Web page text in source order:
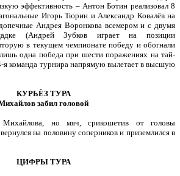
эффективность – Антон Ботин реализовал 8
Игорь Тюрин и Александр Ковалёв на
Андрея Воронкова всемером и с двумя
(Андрей Зубков играет на позиции
в текущем чемпионате победу и обогнали
одна победа при шести поражениях на тай-
я команда турнира напрямую вылетает в высшую
КУРЬЁЗ ТУРА
забил головой
но мяч, срикошетив от головы
на половину соперников и приземлился в
ЦИФРЫ ТУРА